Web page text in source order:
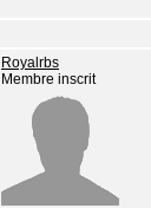
Royalrbs
Membre inscrit